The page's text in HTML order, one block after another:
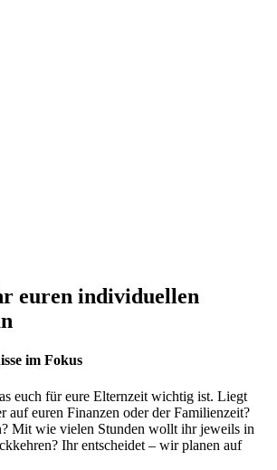
euren individuellen
im Fokus
euch für eure Elternzeit wichtig ist. Liegt
auf euren Finanzen oder der Familienzeit?
Mit wie vielen Stunden wollt ihr jeweils in
Ihr entscheidet – wir planen auf